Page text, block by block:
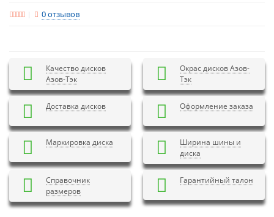
0 отзывов
Качество дисков
Азов-Тэк
Окрас дисков Азов-
Тэк
Доставка дисков Оформление заказа
Маркировка диска
Ширина шины и
диска
Справочник
размеров
Гарантийный талон